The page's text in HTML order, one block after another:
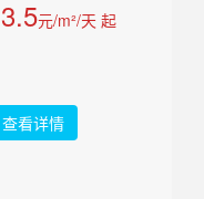
3.5元/m²/天 起
查看详情